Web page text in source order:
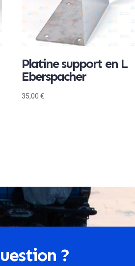
Platine support en L
Eberspacher
35,00€
?